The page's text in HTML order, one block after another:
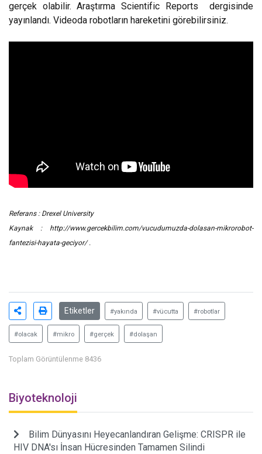
gerçek olabilir. Araştırma Scientific Reports dergisinde
yayınlandı. Videoda robotların hareketini görebilirsiniz.
Referans : Drexel University
Kaynak : http://www.gercekbilim.com/vucudumuzda-dolasan-mikrorobot-
fantezisi-hayata-geciyor/.
Etiketler #yakında #vücutta #robotlar
#olacak #mikro #gerçek #dolaşan
Toplam Görüntülenme 8436
Biyoteknoloji
Bilim Dünyasını Heyecanlandıran Gelişme: CRISPR ile
HIV DNA'sı İnsan Hücresinden Tamamen Silindi